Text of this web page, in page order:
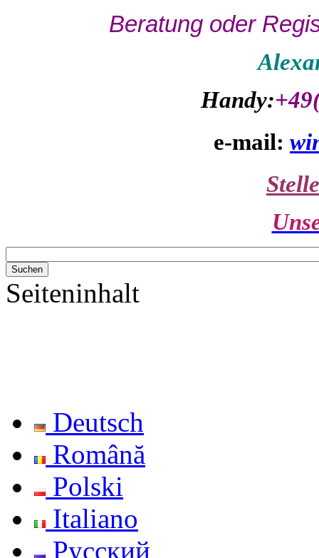
Beratung oder
Handy:
e-mail:
Seiteninhalt
Deutsch
Română
Polski
Italiano
Русский